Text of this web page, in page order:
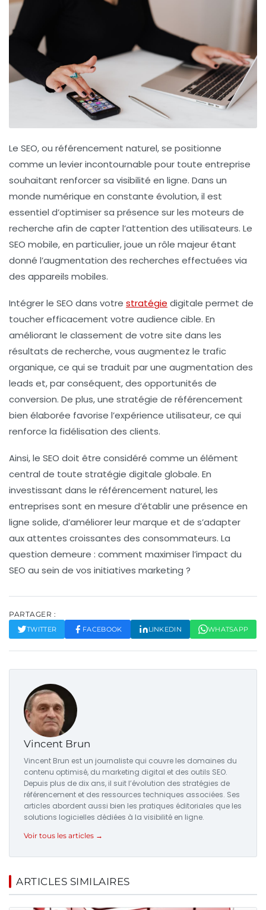
Le SEO, ou référencement naturel, se positionne
comme un levier incontournable pour toute entreprise
souhaitant renforcer sa visibilité en ligne. Dans un
monde numérique en constante évolution, il est
essentiel d’optimiser sa présence sur les moteurs de
recherche afin de capter l’attention des utilisateurs. Le
SEO mobile, en particulier, joue un rôle majeur étant
donné l’augmentation des recherches effectuées via
des appareils mobiles.
Intégrer le SEO dans votre stratégie digitale permet de
toucher efficacement votre audience cible. En
améliorant le classement de votre site dans les
résultats de recherche, vous augmentez le trafic
organique, ce qui se traduit par une augmentation des
leads et, par conséquent, des opportunités de
conversion. De plus, une stratégie de référencement
bien élaborée favorise l’expérience utilisateur, ce qui
renforce la fidélisation des clients.
Ainsi, le SEO doit être considéré comme un élément
central de toute stratégie digitale globale. En
investissant dans le référencement naturel, les
entreprises sont en mesure d’établir une présence en
ligne solide, d’améliorer leur marque et de s’adapter
aux attentes croissantes des consommateurs. La
question demeure : comment maximiser l’impact du
SEO au sein de vos initiatives marketing ?
PARTAGER :
TWITTER FACEBOOK LINKEDIN WHATSAPP
Vincent Brun
Vincent Brun est un journaliste qui couvre les domaines du
contenu optimisé, du marketing digital et des outils SEO.
Depuis plus de dix ans, il suit l’évolution des stratégies de
référencement et des ressources techniques associées. Ses
articles abordent aussi bien les pratiques éditoriales que les
solutions logicielles dédiées à la visibilité en ligne.
Voir tous les articles →
ARTICLES SIMILAIRES